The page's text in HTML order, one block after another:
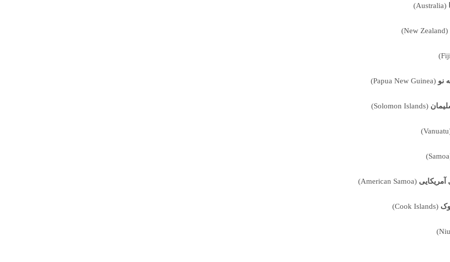
(Australia)
(New Zealand)
نو (Papua New Guinea)
(Solomon Islands)
(American Samoa)
(Cook Islands)